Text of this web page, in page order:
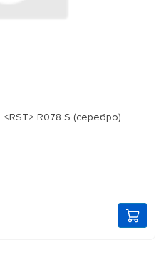
<RST> R078 S (серебро)